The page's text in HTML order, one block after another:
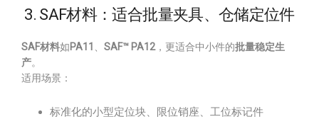
3. SAF材料：适合批量夹具、仓储定位件
SAF材料如PA11 SAF™ PA12，更适合中小件的批量稳定生
产。
适用场景：
标准化的小型定位块、限位销座、工位标记件